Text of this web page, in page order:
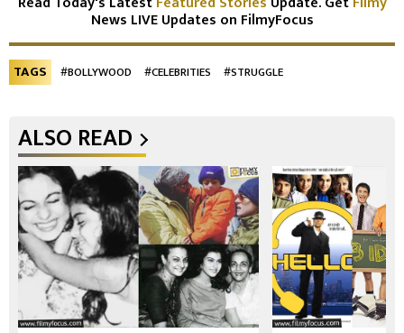
News LIVE Updates on FilmyFocus
TAGS #BOLLYWOOD #CELEBRITIES #STRUGGLE
ALSO READ